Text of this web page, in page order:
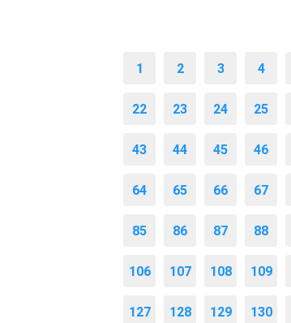
1 2 3 4
22 23 24 25
43 44 45 46
64 65 66 67
85 86 87 88
106 107 108 109
127 128 129 130